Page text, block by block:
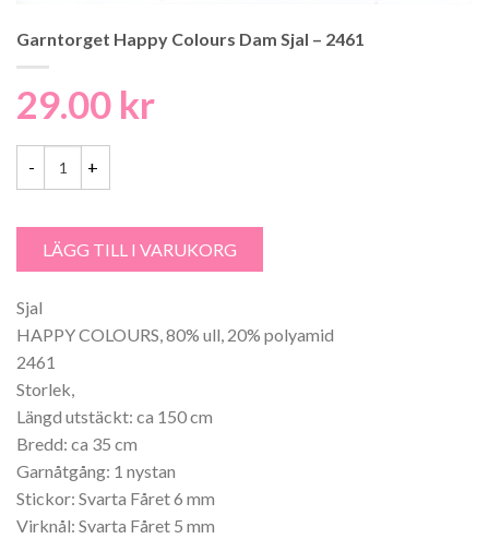
Garntorget Happy Colours Dam Sjal – 2461
29.00 kr
LÄGG TILL I VARUKORG
Sjal
HAPPY COLOURS, 80% ull, 20% polyamid
2461
Storlek,
Längd utstäckt: ca 150 cm
Bredd: ca 35 cm
Garnåtgång: 1 nystan
Stickor: Svarta Fåret 6 mm
Virknål: Svarta Fåret 5 mm